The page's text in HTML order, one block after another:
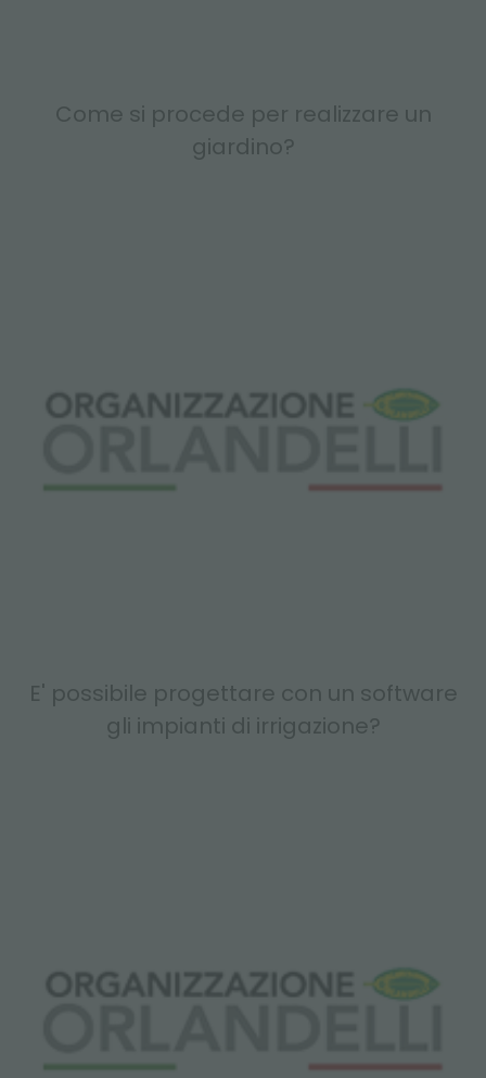
Come si procede per realizzare un
giardino?
E' possibile progettare con un software
gli impianti di irrigazione?